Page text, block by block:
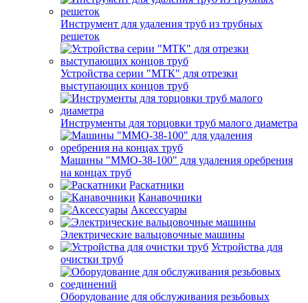
Инструмент для удаления труб из трубных
решеток
Устройства серии "МТК" для отрезки
выступающих концов труб
Инструменты для торцовки труб малого диаметра
Машины "ММО-38-100" для удаления оребрения
на концах труб
Раскатники
Канавочники
Аксессуары
Электрические вальцовочные машины
Устройства для
очистки труб
Оборудование для обслуживания резьбовых